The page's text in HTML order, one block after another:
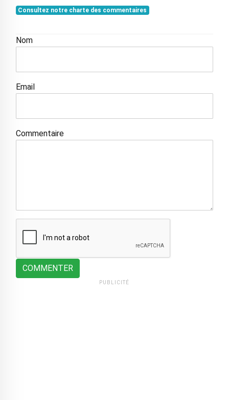
Consultez notre charte des commentaires
Nom
Email
Commentaire
COMMENTER
PUBLICITÉ